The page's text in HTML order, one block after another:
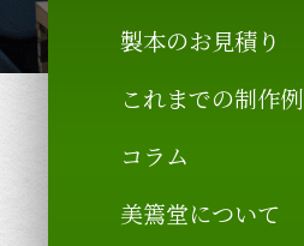
製本のお見積り
これまでの制作例
コラム
美篶堂について